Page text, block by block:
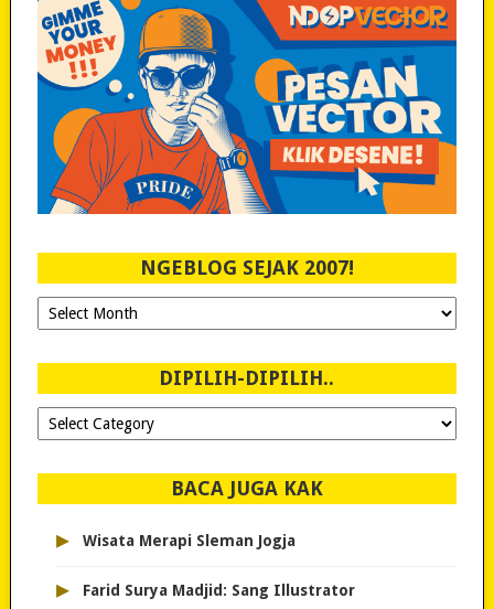
NGEBLOG SEJAK 2007!
Ngeblog
Sejak
DIPILIH-DIPILIH..
Dipilih-
dipilih..
BACA JUGA KAK
▸ Wisata Merapi Sleman Jogja
▸ Farid Surya Madjid: Sang Illustrator